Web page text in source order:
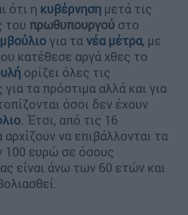
ότι η κυβέρνηση μετά τις
του πρωθυπουργού στο
για τα νέα μέτρα, με
κατέθεσε αργά χθες το
ορίζει όλες τις
τα πρόστιμα αλλά και για
όσοι δεν έχουν
. Έτσι, από τις 16
αρχίζουν να επιβάλλονται τα
100 ευρώ σε όσους
είναι άνω των 60 ετών και